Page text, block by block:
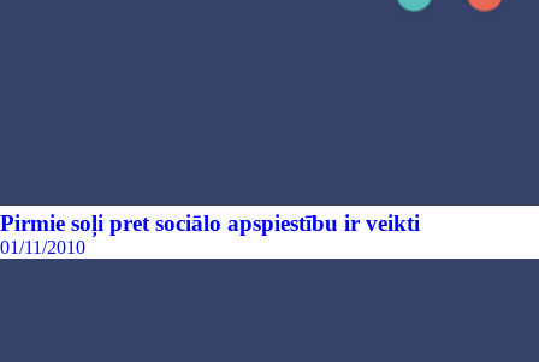
Pirmie soļi pret sociālo apspiestību ir veikti
01/11/2010